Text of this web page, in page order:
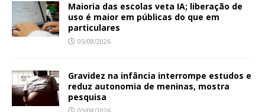
Maioria das escolas veta IA; liberação de
uso é maior em públicas do que em
particulares
05/08/2026
Gravidez na infância interrompe estudos e
reduz autonomia de meninas, mostra
pesquisa